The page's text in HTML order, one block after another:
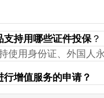
支持用哪些证件投保？
使用身份证、外国人
行增值服务的申请？